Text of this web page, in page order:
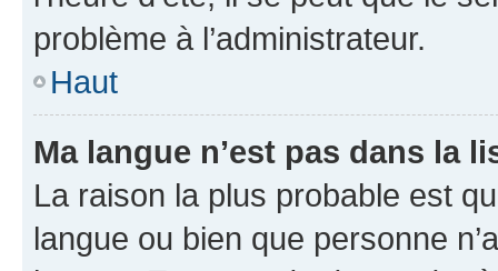
problème à l’administrateur.
Haut
Ma langue n’est pas dans la
La raison la plus probable est
langue ou bien que personne